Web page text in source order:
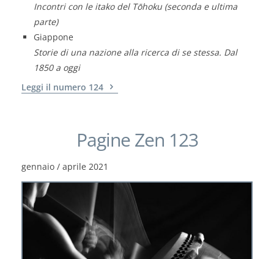
Incontri con le itako del Tōhoku (seconda e ultima
parte)
Giappone
Storie di una nazione alla ricerca di se stessa. Dal
1850 a oggi
Leggi il numero 124
Pagine Zen 123
gennaio / aprile 2021